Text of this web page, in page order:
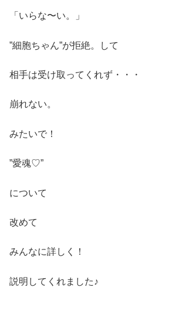
「いらな〜い。」
”細胞ちゃん”が拒絶。して
相手は受け取ってくれず・・・
崩れない。
みたいで！
”愛魂♡”
について
改めて
みんなに詳しく！
説明してくれました♪